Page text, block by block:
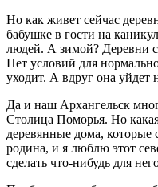
Но как живет сейчас
бабушке в гости на
людей. А зимой? Деревни
Нет условий для
уходит. А вдруг она уйдет
Да и наш Архангельск
Столица Поморья. Но
деревянные дома, которые
родина, и я люблю этот
сделать что-нибудь для